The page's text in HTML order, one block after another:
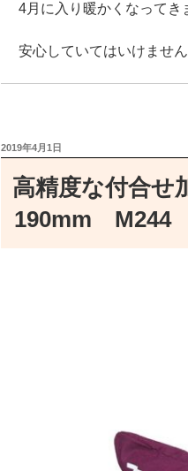
4月に入り暖かくなってき
安心していてはいけません
さぁ全部退治してあげま
はぁー、、、庭中ビッし
商品ページはコチラ→
投
稿
2019年4月1日
高精度な付合
190mm M244